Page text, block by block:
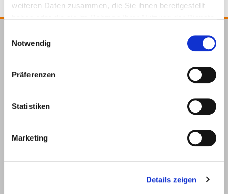
weiteren Daten zusammen, die Sie ihnen bereitgestellt
Notwendig
Präferenzen
Statistiken
Marketing
Details zeigen
E.u.r.o.Tec GmbH
dem
Hagen